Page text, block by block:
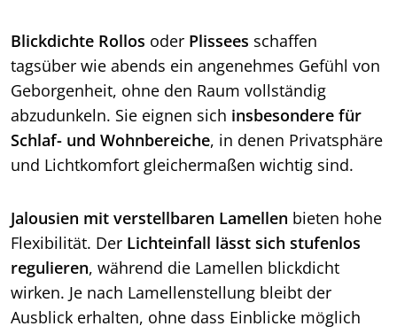
Blickdichte Rollos oder Plissees schaffen
tagsüber wie abends ein angenehmes Gefühl von
Geborgenheit, ohne den Raum vollständig
abzudunkeln. Sie eignen sich insbesondere für
Schlaf- und Wohnbereiche, in denen Privatsphäre
und Lichtkomfort gleichermaßen wichtig sind.
Jalousien mit verstellbaren Lamellen bieten hohe
Flexibilität. Der Lichteinfall lässt sich stufenlos
regulieren, während die Lamellen blickdicht
wirken. Je nach Lamellenstellung bleibt der
Ausblick erhalten, ohne dass Einblicke möglich